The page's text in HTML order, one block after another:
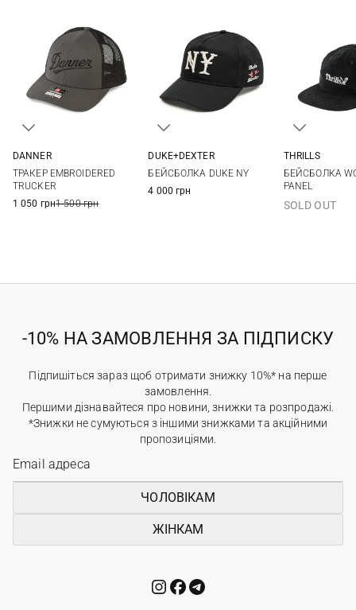
DANNER
ТРАКЕР EMBROIDERED
TRUCKER
1 050 грн1 500 грн
DUKE+DEXTER
БЕЙСБОЛКА DUKE NY
4 000 грн
THRILLS
БЕЙСБОЛКА
PANEL
SOLD OUT
-10% НА ЗАМОВЛЕННЯ ЗА ПІДПИСКУ
Підпишіться зараз щоб отримати знижку 10%* на перше
замовлення.
Першими дізнавайтеся про новини, знижки та розпродажі.
*Знижки не сумуються з іншими знижками та акційними
пропозиціями.
ЧОЛОВІКАМ
ЖІНКАМ